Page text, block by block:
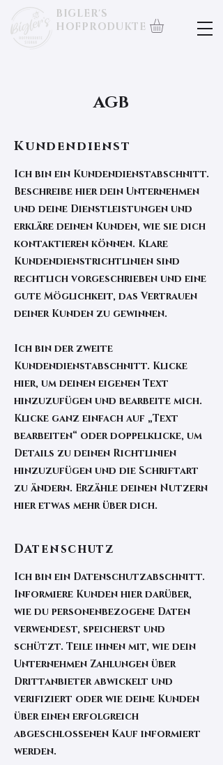
BIGLER'S
HOFPRODUKTE
AGB
Kundendienst
Ich bin ein Kundendienstabschnitt.
Beschreibe hier dein Unternehmen
und deine Dienstleistungen und
erkläre deinen Kunden, wie sie dich
kontaktieren können. Klare
Kundendienstrichtlinien sind
rechtlich vorgeschrieben und eine
gute Möglichkeit, das Vertrauen
deiner Kunden zu gewinnen.
Ich bin der zweite
Kundendienstabschnitt. Klicke
hier, um deinen eigenen Text
hinzuzufügen und bearbeite mich.
Klicke ganz einfach auf „Text
bearbeiten“ oder doppelklicke, um
Details zu deinen Richtlinien
hinzuzufügen und die Schriftart
zu ändern. Erzähle deinen Nutzern
hier etwas mehr über dich.
Datenschutz
Ich bin ein Datenschutzabschnitt.
Informiere Kunden hier darüber,
wie du personenbezogene Daten
verwendest, speicherst und
schützt. Teile ihnen mit, wie dein
Unternehmen Zahlungen über
Drittanbieter abwickelt und
verifiziert oder wie deine Kunden
über einen erfolgreich
abgeschlossenen Kauf informiert
werden.